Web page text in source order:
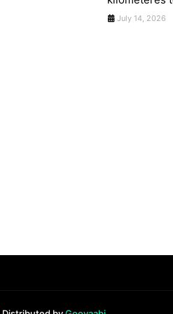
July 14, 2026